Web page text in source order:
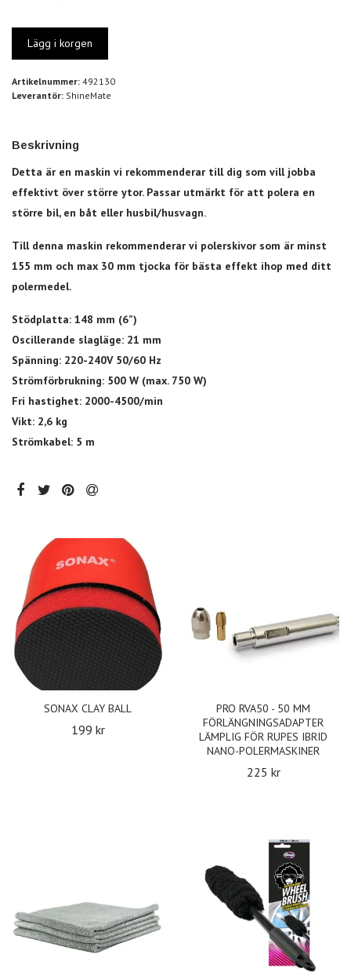
Artikelnummer: 492130
Leverantör: ShineMate
Beskrivning
Detta är en maskin vi rekommenderar till dig som vill jobba
effektivt över större ytor. Passar utmärkt för att polera en
större bil, en båt eller husbil/husvagn.
Till denna maskin rekommenderar vi polerskivor som är minst
155 mm och max 30 mm tjocka för bästa effekt ihop med ditt
polermedel.
Stödplatta: 148 mm (6”)
Oscillerande slagläge: 21 mm
Spänning: 220-240V 50/60 Hz
Strömförbrukning: 500 W (max. 750 W)
Fri hastighet: 2000-4500/min
Vikt: 2,6 kg
Strömkabel: 5 m
SONAX CLAY BALL
199 kr
PRO RVA50 - 50 MM
FÖRLÄNGNINGSADAPTER
LÄMPLIG FÖR RUPES IBRID
NANO-POLERMASKINER
225 kr